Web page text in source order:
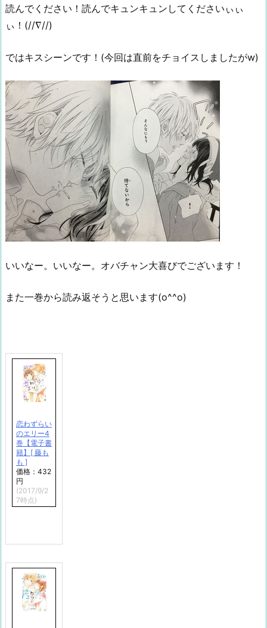
読んでください！読んでキュンキュンしてくださいぃぃ
ぃ！(//∇//)
ではキスシーンです！(今回は直前をチョイスしましたがw)
いいなー。いいなー。オバチャン大喜びでございます！
また一巻から読み返そうと思います(o^^o)
恋わずらい
のエリー4
巻【電子書
籍】[ 藤も
も ]
価格：432
円
(2017/9/2
7時点)